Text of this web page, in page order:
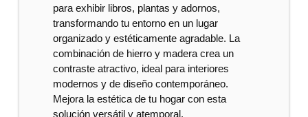
para exhibir libros, plantas y adornos,
transformando tu entorno en un lugar
organizado y estéticamente agradable. La
combinación de hierro y madera crea un
contraste atractivo, ideal para interiores
modernos y de diseño contemporáneo.
Mejora la estética de tu hogar con esta
solución versátil y atemporal.